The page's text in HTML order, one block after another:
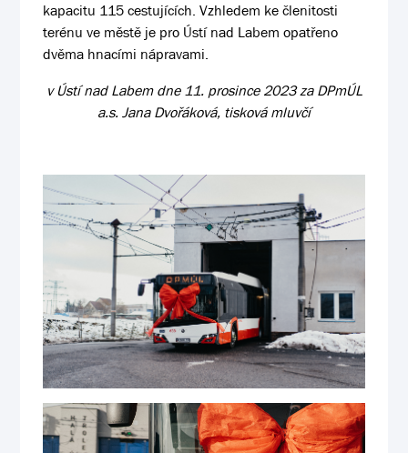
kapacitu 115 cestujících. Vzhledem ke členitosti
terénu ve městě je pro Ústí nad Labem opatřeno
dvěma hnacími nápravami.
v Ústí nad Labem dne 11. prosince 2023 za DPmÚL
a.s. Jana Dvořáková, tisková mluvčí